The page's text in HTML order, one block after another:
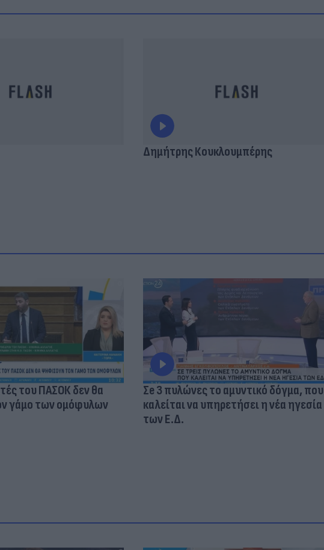
Δημήτρης Κουκλουμπέρης
του ΠΑΣΟΚ δεν θα
γάμο των ομόφυλων
Σe 3 πυλώνες το αμυντικό δόγμα, που
καλείται να υπηρετήσει η νέα ηγεσία
των Ε.Δ.